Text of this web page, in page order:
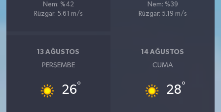
Nem: %42
Rüzgar: 5.61 m/s
Nem: %39
Rüzgar: 5.19 m/s
13 AĞUSTOS
PERŞEMBE
26°
14 AĞUSTOS
CUMA
28°